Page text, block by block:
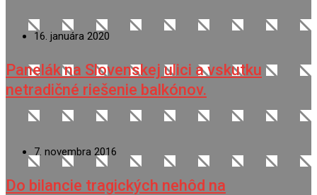
16. januára 2020
Panelák na Slovenskej ulici a vskutku
netradičné riešenie balkónov.
7. novembra 2016
Do bilancie tragických nehôd na